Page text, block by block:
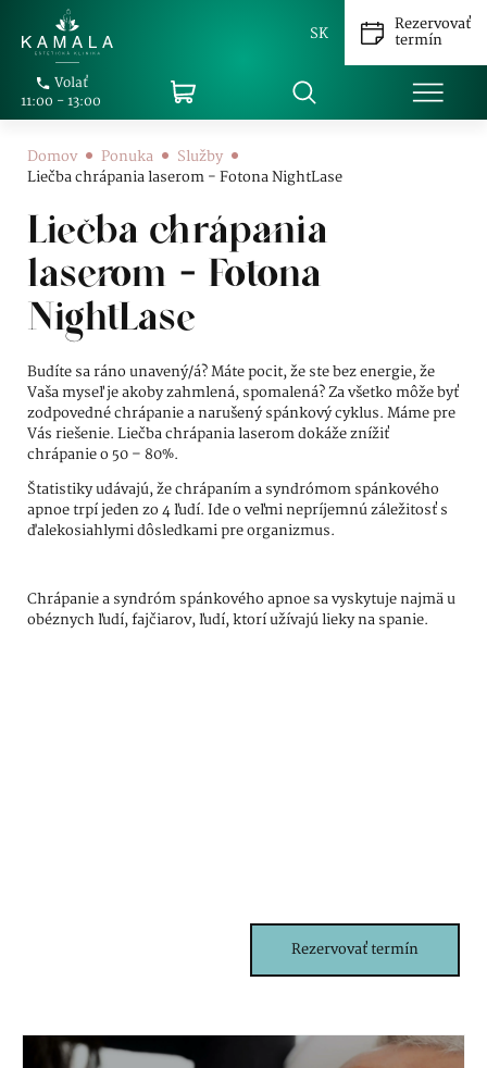
SK
Volať
11:00 - 13:00
Rezervovať
termín
Domov Ponuka
Služby
Liečba chrápania laserom - Fotona NightLase
Liečba chrápania
laserom - Fotona
NightLase
Budíte sa ráno unavený/á? Máte pocit, že ste bez energie, že
Vaša myseľ je akoby zahmlená, spomalená? Za všetko môže byť
zodpovedné chrápanie a narušený spánkový cyklus. Máme pre
Vás riešenie. Liečba chrápania laserom dokáže znížiť
chrápanie o 50 – 80%.
Štatistiky udávajú, že chrápaním a syndrómom spánkového
apnoe trpí jeden zo 4 ľudí. Ide o veľmi nepríjemnú záležitosť s
ďalekosiahlymi dôsledkami pre organizmus.
Chrápanie a syndróm spánkového apnoe sa vyskytuje najmä u
obéznych ľudí, fajčiarov, ľudí, ktorí užívajú lieky na spanie.
Rezervovať termín